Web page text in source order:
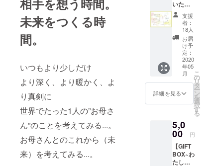
相手を想う時間。
未来をつくる時
間。
いつもより少しだけ
より深く、より暖かく、よ
り真剣に
世界でたった1人の”お母さ
ん”のことを考えてみる...。
お母さんとのこれから（未
来）を考えてみる...。
ると思う。
そんな瞬間
をつくりた
ロジェ
クトの
想いを
伝える
イベン
トを行
います
ので、
是非お
越しく
ださ
い！ ご
は、
メール
にて当
日の様
子をお
送り致
いた感
謝の想
いを込
めて、
・プロ
ジェク
トメン
バーか
ら感謝
のお手
紙 ・当
日のレ
ポート
・お手
くため
のワー
クシー
トとレ
ター
セット
支援
者：
18人
お届
け予
定：
2020
年05
月
詳細を見る
こ
の
リ
タ
ー
ン
を
選
択
す
る
5,0
00 円
【GIFT
BOX~わ
たしの